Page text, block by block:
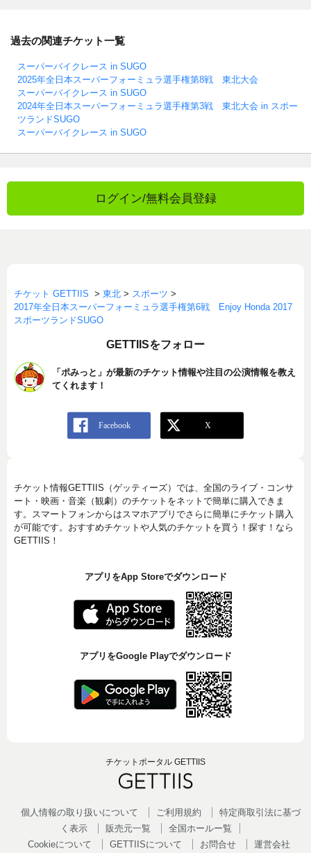
過去の関連チケット一覧
スーパーバイクレース in SUGO
2025年全日本スーパーフォーミュラ選手権第8戦 東北大会
スーパーバイクレース in SUGO
2024年全日本スーパーフォーミュラ選手権第3戦 東北大会 in スポー
ツランドSUGO
スーパーバイクレース in SUGO
ログイン/無料会員登録
チケット GETTIIS > 東北 > スポーツ >
2017年全日本スーパーフォーミュラ選手権第6戦 Enjoy Honda 2017
スポーツランドSUGO
GETTIISをフォロー
「ポみっと」が最新のチケット情報や注目の公演情報を教え
てくれます！
チケット情報GETTIIS（ゲッティーズ）では、全国のライブ・コンサ
ート・映画・音楽（観劇）のチケットをネットで簡単に購入できま
す。スマートフォンからはスマホアプリでさらに簡単にチケット購入
が可能です。おすすめチケットや人気のチケットを買う！探す！なら
GETTIIS！
アプリをApp Storeでダウンロード
アプリをGoogle Playでダウンロード
チケットポータル GETTIIS
個人情報の取り扱いについて ご利用規約
特定商取引法に基づ
く表示
販売元一覧
全国ホールー覧
Cookieについて
GETTIISについて お問合せ 運営会社